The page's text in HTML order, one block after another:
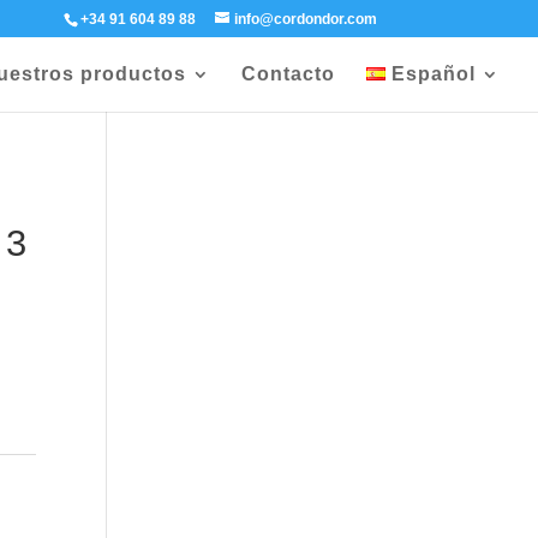
+34 91 604 89 88 info@cordondor.com
productos Contacto Español